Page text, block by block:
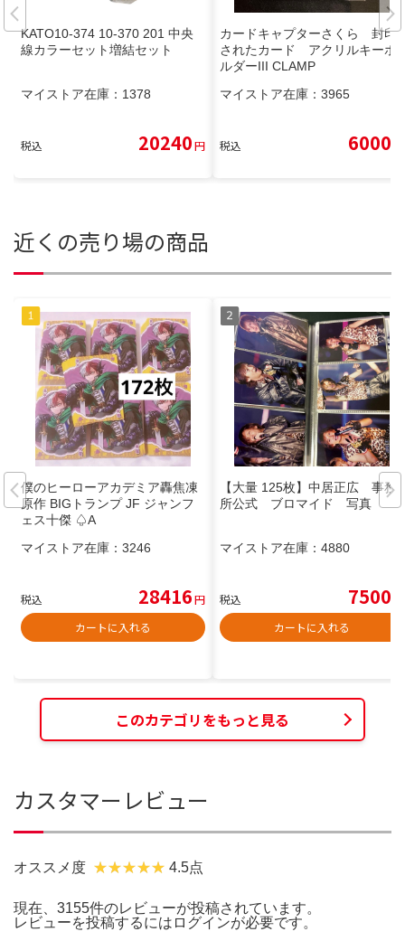
KATO10-374 10-370 201 中央
線カラーセット増結セット
マイストア在庫： 1378
税込 20240円
カードキャプターさくら 封印
されたカード アクリルキーホ
ルダーIII CLAMP
マイストア在庫： 3965
税込 6000
近くの売り場の商品
僕のヒーローアカデミア轟焦凍
原作 BIGトランプ JF ジャンフ
ェス十傑 ♤A
マイストア在庫： 3246
税込 28416円
カートに入れる
【大量 125枚】中居正広 事務
所公式 ブロマイド 写真
マイストア在庫： 4880
税込 7500
カートに入れる
このカテゴリをもっと見る
カスタマーレビュー
オススメ度 4.5点
現在、3155件のレビューが投稿されています。
レビューを投稿するには ログインが必要です。